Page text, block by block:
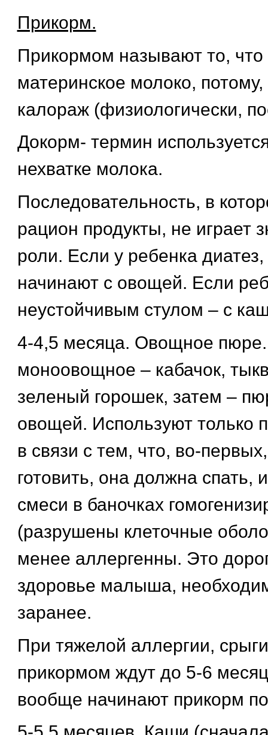
Прикорм.
Прикормом называют то, что
материнское молоко,
калораж (физиологически,
Докорм- термин
нехватке молока.
Последовательность, в
рацион продукты, не играет
роли. Если у ребенка
начинают с овощей. Если
неустойчивым стулом – с
4-4,5 месяца. Овощное
моноовощное – кабачок,
зеленый горошек, затем –
овощей. Используют только
в связи с тем, что, во-
готовить, она должна спать,
смеси в баночках
(разрушены клеточные
менее аллергенны. Это
здоровье малыша,
заранее.
При тяжелой аллергии,
прикормом ждут до 5-6
вообще начинают прикорм